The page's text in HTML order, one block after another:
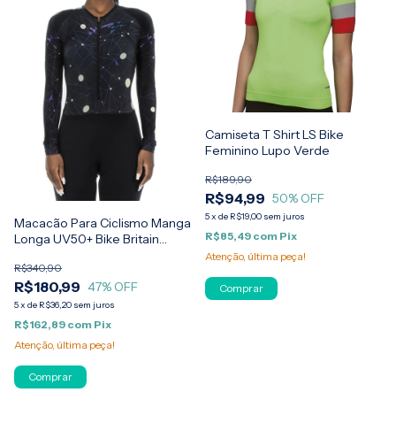
Macacão Para Ciclismo Manga
Longa UV50+ Bike Britain
R$180,99
R$340,90
47% OFF
5x de R$36,20 sem juros
R$162,89 com Pix
Atenção, última peça!
Comprar
Camiseta T Shirt LS Bike
Feminino Lupo Verde
R$94,99
R$189,90
50% OFF
5x de R$19,00 sem juros
R$85,49 com Pix
Atenção, última peça!
Comprar